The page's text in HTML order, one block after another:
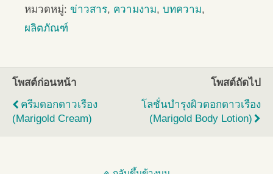
หมวดหมู่: ข่าวสาร, ความงาม, บทความ,
ผลิตภัณฑ์
โพสต์ก่อนหน้า
ครีมดอกดาวเรือง
(Marigold Cream)
โพสต์ถัดไป
โลชั่นบำรุงผิวดอกดาวเรือง
(Marigold Body Lotion)